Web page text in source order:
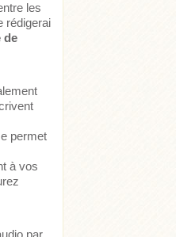
les
rédigerai
de
permet
à vos